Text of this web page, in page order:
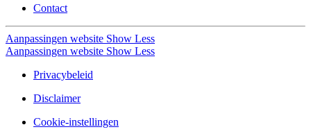
Contact
Aanpassingen website Show Less
Aanpassingen website Show Less
Privacybeleid
Disclaimer
Cookie-instellingen